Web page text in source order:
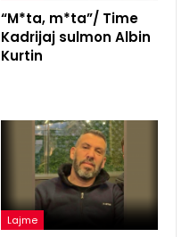
“M*ta, m*ta”/ Time
Kadrijaj sulmon Albin
Kurtin
Lajme